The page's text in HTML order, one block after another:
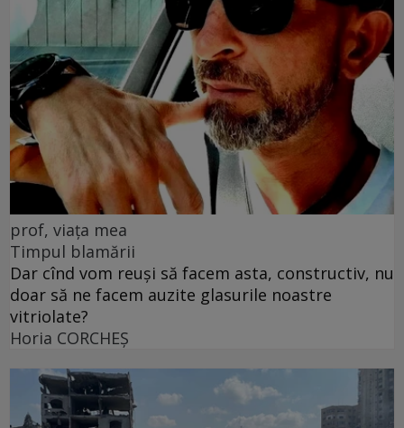
prof, viața mea
Timpul blamării
Dar cînd vom reuși să facem asta, constructiv, nu
doar să ne facem auzite glasurile noastre
vitriolate?
Horia CORCHEŞ